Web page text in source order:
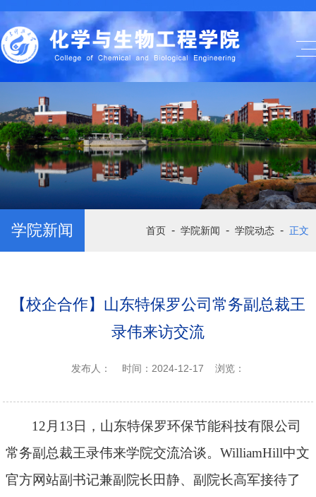
学院新闻 首页 - 学院新闻 - 学院动态 - 正文
【校企合作】山东特保罗公司常务副总裁王
录伟来访交流
发布人： 时间：2024-12-17 浏览：
12月13日， 山东特保罗环保节能科技有限公司
常务副总裁王录伟来学院交流洽谈。WilliamHill中文
官方网站副书记兼副院长田静、副院长高军接待了